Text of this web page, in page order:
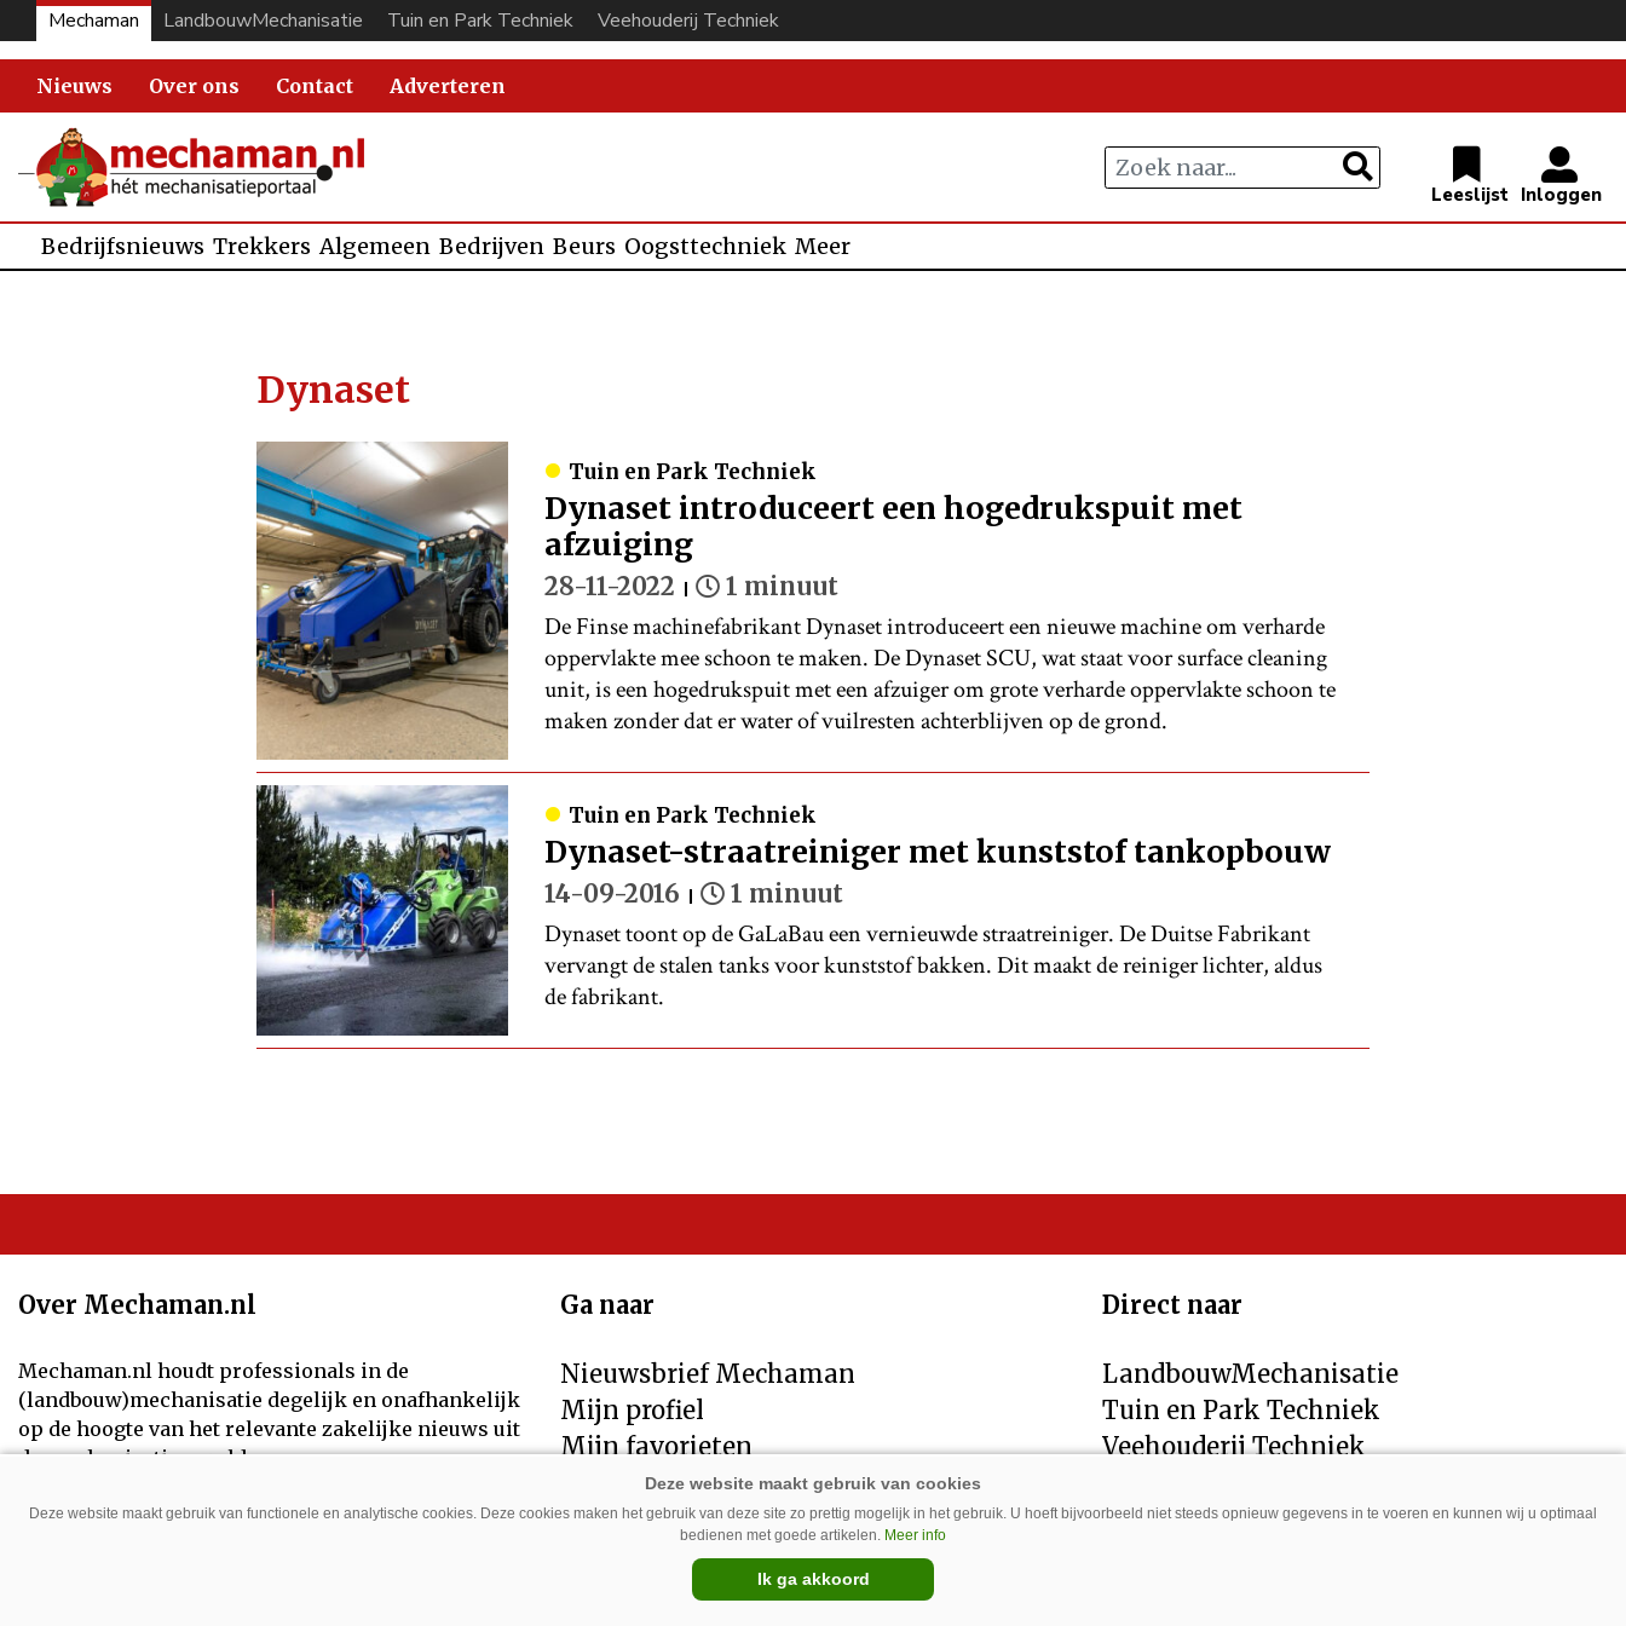
Mechaman LandbouwMechanisatie Tuin en Park Techniek Veehouderij Techniek
Nieuws Over ons Contact Adverteren
Bedrijfsnieuws Trekkers Algemeen Bedrijven Beurs Oogsttechniek Meer
Dynaset
Tuin en Park Techniek
Dynaset introduceert een hogedrukspuit met
afzuiging
28-11-2022 1 minuut
De Finse machinefabrikant Dynaset introduceert een nieuwe machine om verharde
oppervlakte mee schoon te maken. De Dynaset SCU, wat staat voor surface cleaning
unit, is een hogedrukspuit met een afzuiger om grote verharde oppervlakte schoon te
maken zonder dat er water of vuilresten achterblijven op de grond.
Tuin en Park Techniek
Dynaset-straatreiniger met kunststof tankopbouw
14-09-2016 1 minuut
Dynaset toont op de GaLaBau een vernieuwde straatreiniger. De Duitse Fabrikant
vervangt de stalen tanks voor kunststof bakken. Dit maakt de reiniger lichter, aldus
de fabrikant.
Over Mechaman.nl
Mechaman.nl houdt professionals in de
(landbouw)mechanisatie degelijk en onafhankelijk
op de hoogte van het relevante zakelijke nieuws uit
de mechanisatiewereld.
Volg ons op:
Ga naar
Nieuwsbrief Mechaman
Mijn profiel
Mijn favorieten
Contact
Privacybeleid
Direct naar
LandbouwMechanisatie
Tuin en Park Techniek
Veehouderij Techniek
Deze website maakt gebruik van functionele en analytische cookies. Deze cookies maken het gebruik van deze site zo prettig mogelijk in het gebruik. U hoeft bijvoorbeeld niet steeds opnieuw gegevens in te voeren en kunnen wij u optimaal
bedienen met goede artikelen. Meer info
Ik ga akkoord